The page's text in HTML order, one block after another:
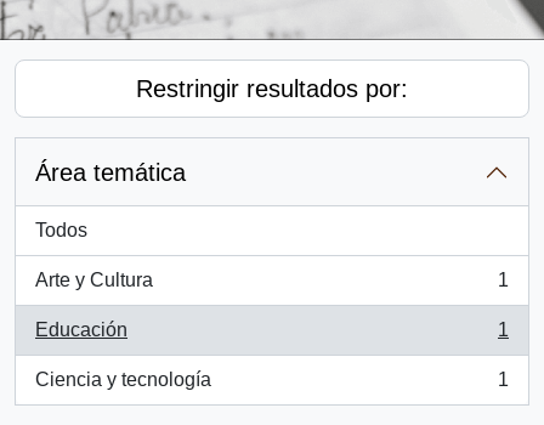
Restringir resultados por:
Área temática
Todos
Arte y Cultura
, 1 resultados
1
Educación
, 1 resultados
1
Ciencia y tecnología
, 1 resultados
1